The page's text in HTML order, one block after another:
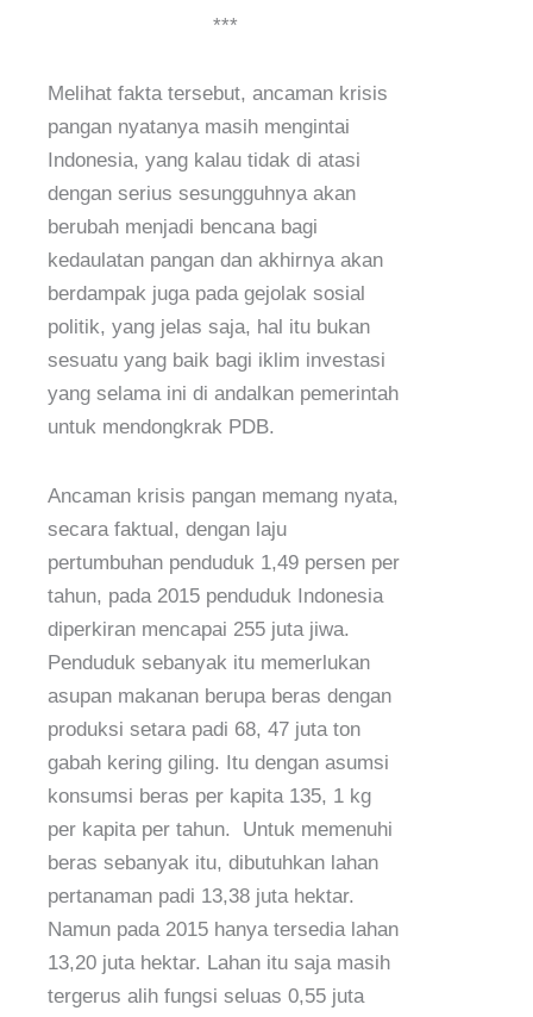
***
Melihat fakta tersebut, ancaman krisis
pangan nyatanya masih mengintai
Indonesia, yang kalau tidak di atasi
dengan serius sesungguhnya akan
berubah menjadi bencana bagi
kedaulatan pangan dan akhirnya akan
berdampak juga pada gejolak sosial
politik, yang jelas saja, hal itu bukan
sesuatu yang baik bagi iklim investasi
yang selama ini di andalkan pemerintah
untuk mendongkrak PDB.
Ancaman krisis pangan memang nyata,
secara faktual, dengan laju
pertumbuhan penduduk 1,49 persen per
tahun, pada 2015 penduduk Indonesia
diperkiran mencapai 255 juta jiwa.
Penduduk sebanyak itu memerlukan
asupan makanan berupa beras dengan
produksi setara padi 68, 47 juta ton
gabah kering giling. Itu dengan asumsi
konsumsi beras per kapita 135, 1 kg
per kapita per tahun. Untuk memenuhi
beras sebanyak itu, dibutuhkan lahan
pertanaman padi 13,38 juta hektar.
Namun pada 2015 hanya tersedia lahan
13,20 juta hektar. Lahan itu saja masih
tergerus alih fungsi seluas 0,55 juta